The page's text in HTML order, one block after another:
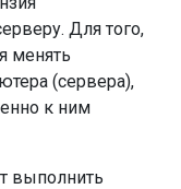
Для того,
менять
(сервера),
к ним
выполнить